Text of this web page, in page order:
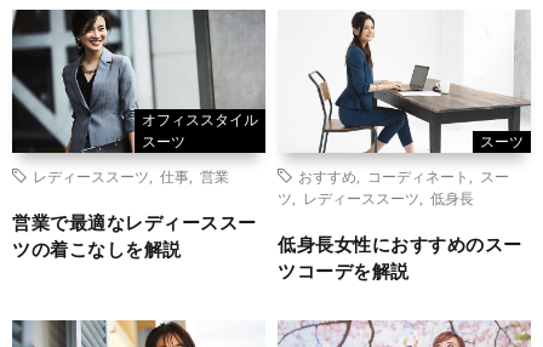
オフィススタイル
スーツ
レディーススーツ 仕事 営業
営業で最適なレディーススー
ツの着こなしを解説
スーツ
おすすめ コーディネート
スー
ツ
レディーススーツ 低身長
低身長女性におすすめのスー
ツコーデを解説